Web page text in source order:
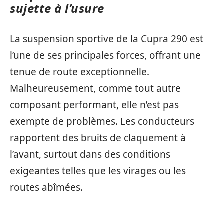
sujette à l’usure
La suspension sportive de la Cupra 290 est
l’une de ses principales forces, offrant une
tenue de route exceptionnelle.
Malheureusement, comme tout autre
composant performant, elle n’est pas
exempte de problèmes. Les conducteurs
rapportent des bruits de claquement à
l’avant, surtout dans des conditions
exigeantes telles que les virages ou les
routes abîmées.